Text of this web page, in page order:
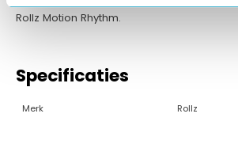
Rollz Motion Rhythm.
Specificaties
Merk Rollz